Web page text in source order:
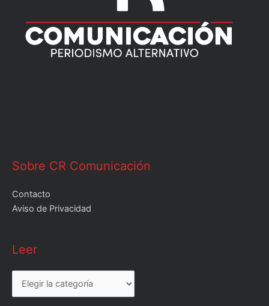
Sobre CR Comunicación
Contacto
Aviso de Privacidad
Leer
Leer